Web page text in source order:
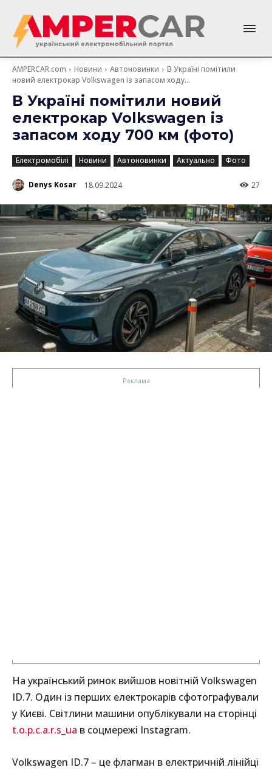
AMPERCAR.com Новини Автоновинки
В Україні помітили
новий електрокар Volkswagen із запасом ходу...
В Україні помітили новий
електрокар Volkswagen із
запасом ходу 700 км (фото)
Електромобілі Новини Автоновинки Актуально Фото
Denys Kosar 18.09.2024 27
На український ринок вийшов новітній Volkswagen
ID.7. Один із перших електрокарів сфотографували
у Києві. Світлини машини опублікували на сторінці
t.o.p.c.a.r.s_ua в соцмережі Instagram.
Volkswagen ID.7 – це флагман в електричній лінійці